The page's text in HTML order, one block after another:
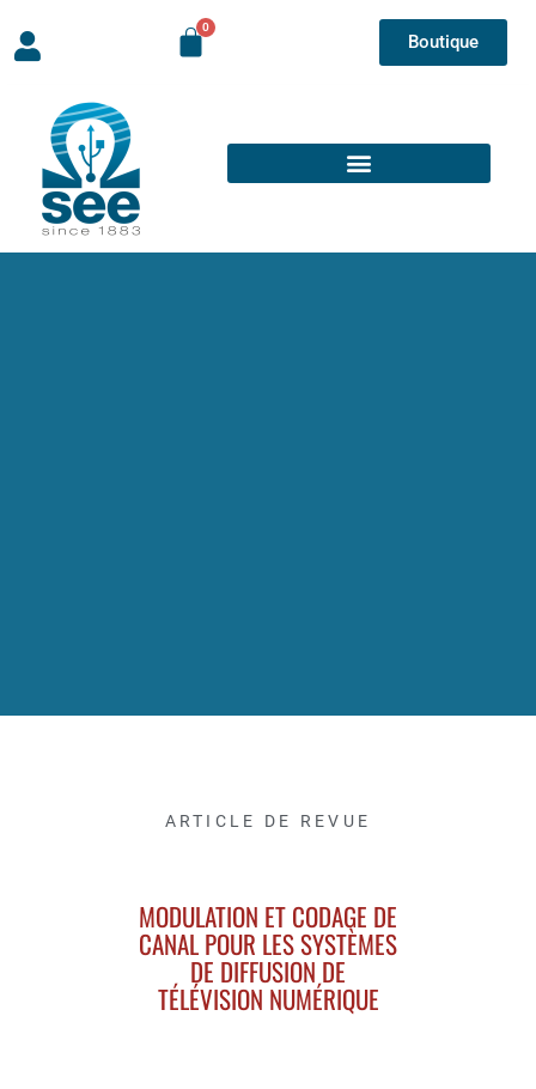
Boutique
ARTICLE DE REVUE
MODULATION ET CODAGE DE
CANAL POUR LES SYSTÈMES
DE DIFFUSION DE
TÉLÉVISION NUMÉRIQUE